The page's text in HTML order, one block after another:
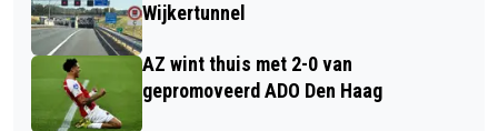
Wijkertunnel
AZ wint thuis met 2-0 van
gepromoveerd ADO Den Haag